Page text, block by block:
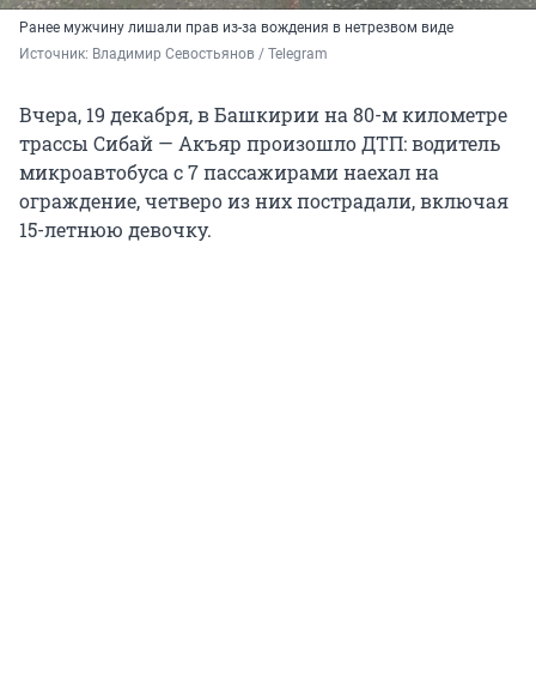
Ранее мужчину лишали прав из-за вождения в нетрезвом виде
Источник: Владимир Севостьянов / Telegram
Вчера, 19 декабря, в Башкирии на 80-м километре
трассы Сибай — Акъяр произошло ДТП: водитель
микроавтобуса с 7 пассажирами наехал на
ограждение, четверо из них пострадали, включая
15-летнюю девочку.